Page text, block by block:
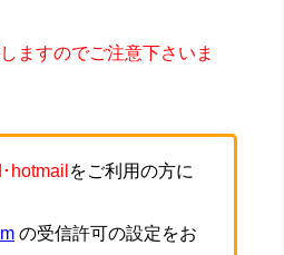
ますのでご注意下さいま
hotmail をご利用の方に
の受信許可の設定をお